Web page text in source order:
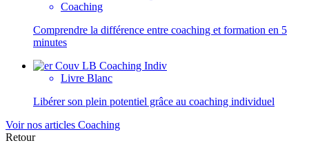
Coaching
Comprendre la différence entre coaching et formation en 5
minutes
Livre Blanc
Libérer son plein potentiel grâce au coaching individuel
Voir nos articles Coaching
Retour